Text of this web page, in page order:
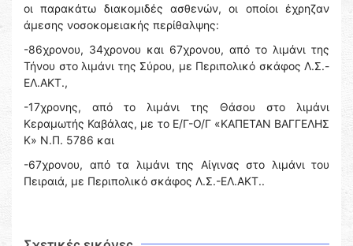
οι παρακάτω διακομιδές ασθενών, οι οποίοι έχρηζαν
άμεσης νοσοκομειακής περίθαλψης:
-86χρονου, 34χρονου και 67χρονου, από το λιμάνι της
Τήνου στο λιμάνι της Σύρου, με Περιπολικό σκάφος Λ.Σ.-
ΕΛ.ΑΚΤ.,
-17χρονης, από το λιμάνι της Θάσου στο λιμάνι
Κεραμωτής Καβάλας, με το Ε/Γ-Ο/Γ «ΚΑΠΕΤΑΝ ΒΑΓΓΕΛΗΣ
Κ» Ν.Π. 5786 και
-67χρονου, από τα λιμάνι της Αίγινας στο λιμάνι του
Πειραιά, με Περιπολικό σκάφος Λ.Σ.-ΕΛ.ΑΚΤ..